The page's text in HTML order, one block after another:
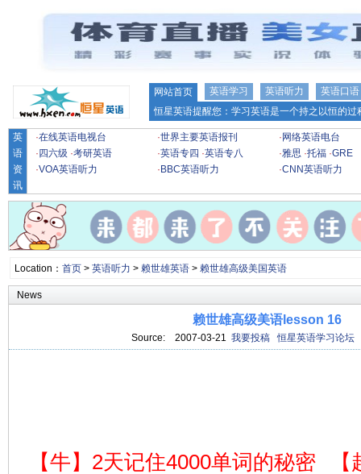
网站首页 英语学习 英语听力
英语口语
恒星英语提醒您：学习英语是一个持之以恒的
英
语
资
讯
·在线英语电视台 ·世界主要英语报刊 · 网络英语电台
· 四六级 ·考研英语 ·英语专四 ·英语专八 ·雅思 ·托福 ·GRE
·VOA英语听力 · BBC英语听力 ·CNN英语听力
Location： 首页> 英语听力 > 赖世雄英语> 赖世雄高级美国英语
News
赖世雄高级美语lesson 16
Source: 2007-03-21 我要投稿 恒星英语学习论坛
【牛】2天记住4000单词的秘密